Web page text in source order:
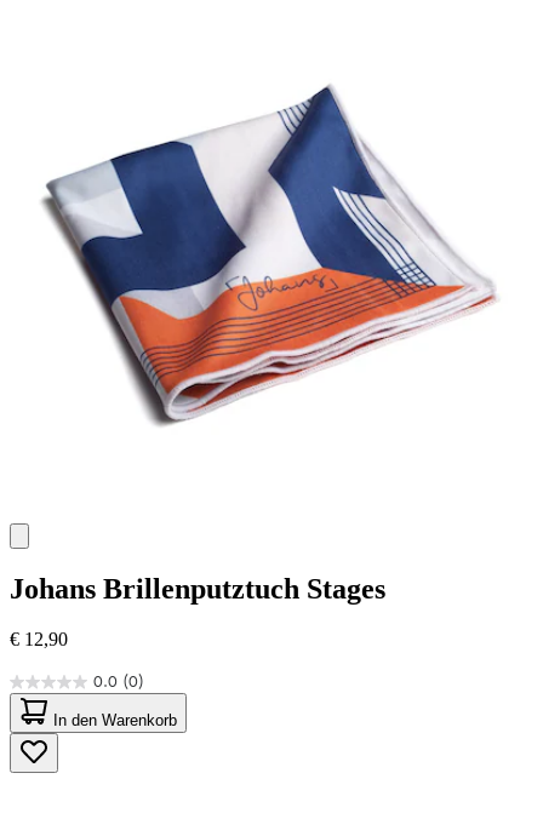
Johans Brillenputztuch Stages
€ 12,90
0.0 (0)
0.0
von
5
Sternen.
In den Warenkorb